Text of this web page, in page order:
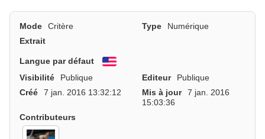
Mode Critère Type
Numérique
Extrait
Langue par défaut
English
Visibilité
Publique Editeur
Publique
Créé
7 jan. 2016 13:32:12 Mis à jour
7 jan. 2016
15:03:36
Contributeurs